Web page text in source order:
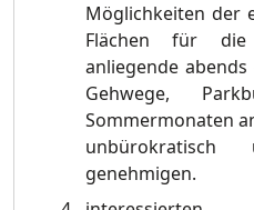
Möglichkeiten der
Flächen für die
anliegende abends
Gehwege,
Sommermonaten
genehmigen.